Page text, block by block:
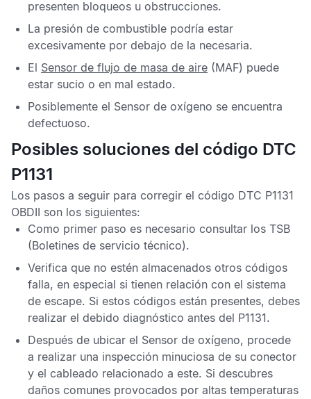
presenten bloqueos u obstrucciones.
La presión de combustible podría estar
excesivamente por debajo de la necesaria.
El Sensor de flujo de masa de aire (MAF) puede
estar sucio o en mal estado.
Posiblemente el Sensor de oxígeno se encuentra
defectuoso.
Posibles soluciones del código DTC
P1131
Los pasos a seguir para corregir el código DTC P1131
OBDII son los siguientes:
Como primer paso es necesario consultar los TSB
(Boletines de servicio técnico).
Verifica que no estén almacenados otros códigos
falla, en especial si tienen relación con el sistema
de escape. Si estos códigos están presentes, debes
realizar el debido diagnóstico antes del P1131.
Después de ubicar el Sensor de oxígeno, procede
a realizar una inspección minuciosa de su conector
y el cableado relacionado a este. Si descubres
daños comunes provocados por altas temperaturas